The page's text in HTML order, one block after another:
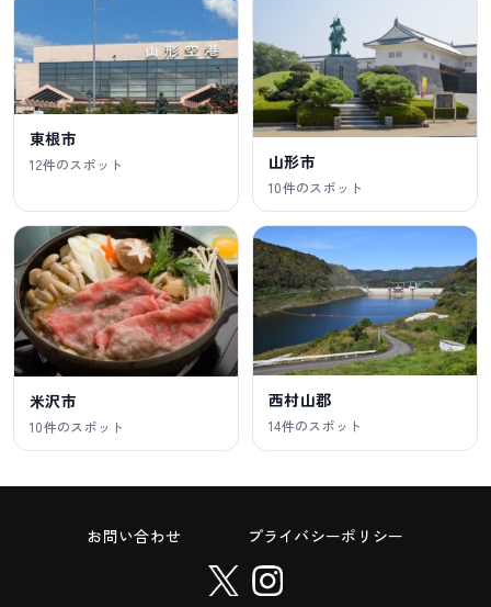
東根市
12件のスポット 山形市
10件のスポット
米沢市
10件のスポット
西村山郡
14件のスポット
お問い合わせ プライバシーポリシー